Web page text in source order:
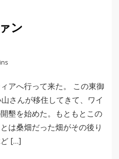
ン
アへ行って来た。 この東御
さんが移住してきて、ワイ
墾を始めた。もともとこの
は桑畑だった畑がその後り
[…]